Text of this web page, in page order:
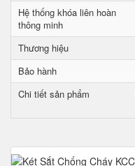
Hệ thống khóa liên hoàn
thông minh
Thương hiệu
Bảo hành
Chi tiết sản phẩm